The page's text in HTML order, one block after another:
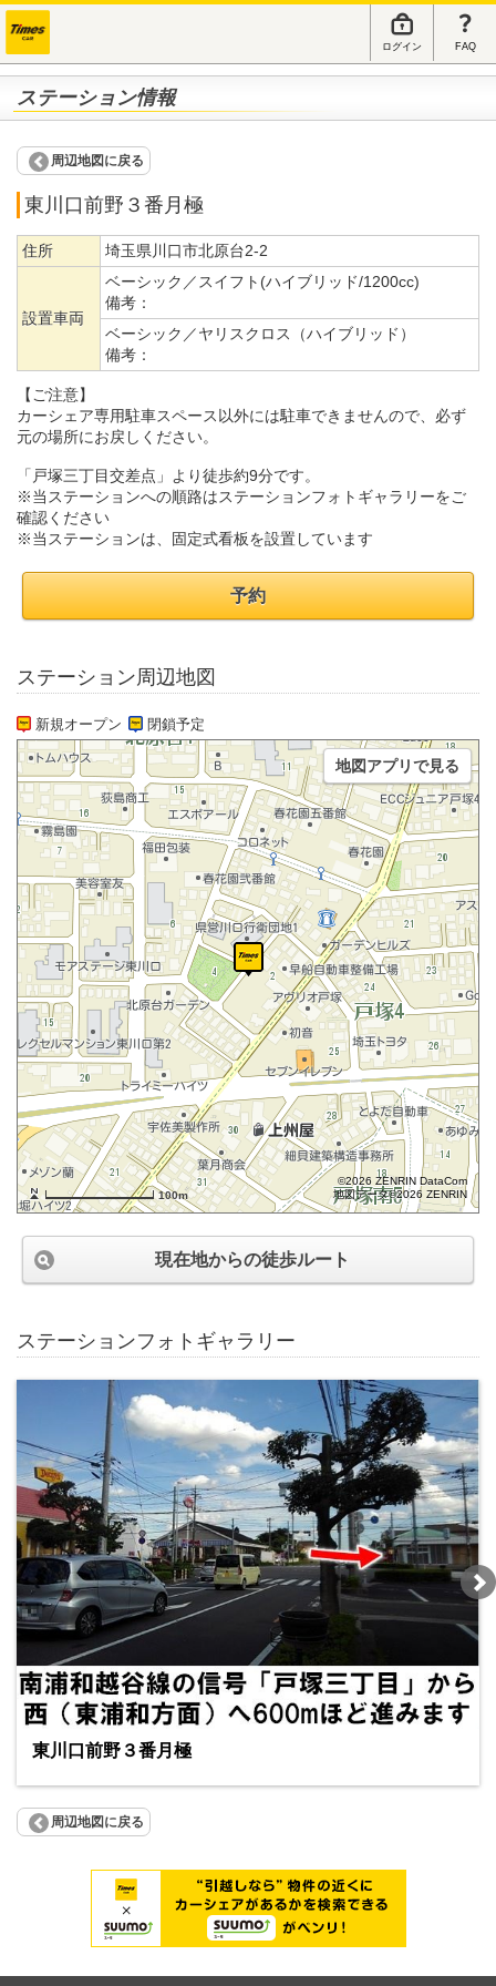
ログイン FAQ
ステーション情報
周辺地図に戻る
東川口前野３番月極
住所 埼玉県川口市北原台2-2
設置車両
ベーシック／スイフト(ハイブリッド/1200cc)
備考：
ベーシック／ヤリスクロス（ハイブリッド）
備考：
【ご注意】
カーシェア専用駐車スペース以外には駐車できませんので、必ず
元の場所にお戻しください。
「戸塚三丁目交差点」より徒歩約9分です。
※当ステーションへの順路はステーションフォトギャラリーをご
確認ください
※当ステーションは、固定式看板を設置しています
予約
ステーション周辺地図
新規オープン 閉鎖予定
100m
©2026 ZENRIN DataCom
地図データ©2026 ZENRIN
地図アプリで見る
現在地からの徒歩ルート
ステーションフォトギャラリー
東川口前野３番月極
周辺地図に戻る